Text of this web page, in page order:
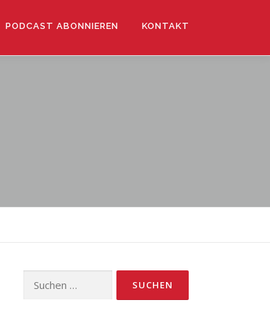
PODCAST ABONNIEREN KONTAKT